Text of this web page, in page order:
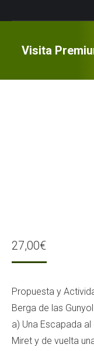
Visita
27,00€
Propuesta y
Berga de las
a) Una Escapada al
Miret y de vuelta